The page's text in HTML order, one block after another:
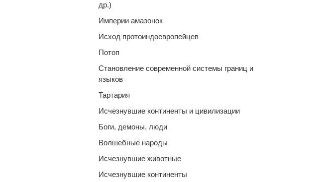
др.)
Империи амазонок
Исход протоиндоевропейцев
Потоп
Становление современной системы границ и
языков
Тартария
Исчезнувшие континенты и цивилизации
Боги, демоны, люди
Волшебные народы
Исчезнувшие животные
Исчезнувшие континенты